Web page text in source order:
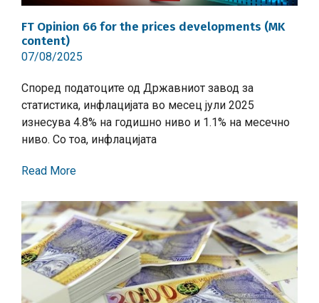
FT Opinion 66 for the prices developments (MK
content)
07/08/2025
Според податоците од Државниот завод за
статистика, инфлацијата во месец јули 2025
изнесува 4.8% на годишно ниво и 1.1% на месечно
ниво. Со тоа, инфлацијата
Read More